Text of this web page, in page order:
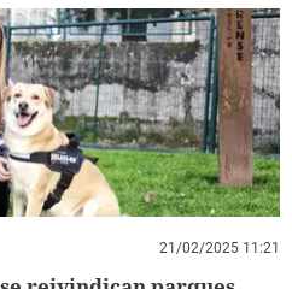
21/02/2025 11:21